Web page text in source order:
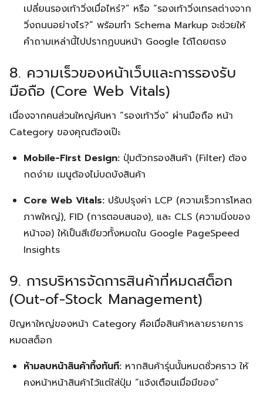
เปลี่ยนรองเท้าวิ่งเมื่อไหร่?” หรือ “รองเท้าวิ่งเทรลต่างจาก
วิ่งถนนอย่างไร?” พร้อมทำ Schema Markup จะช่วยให้
คำถามเหล่านี้ไปปรากฏบนหน้า Google ได้โดยตรง
8. ความเร็วของหน้าเว็บและการรองรับ
มือถือ (Core Web Vitals)
เนื่องจากคนส่วนใหญ่ค้นหา “รองเท้าวิ่ง” ผ่านมือถือ หน้า
Category ของคุณต้องเป๊ะ
Mobile-First Design: ปุ่มตัวกรองสินค้า (Filter) ต้อง
กดง่าย เมนูต้องไม่บดบังสินค้า
Core Web Vitals: ปรับปรุงค่า LCP (ความเร็วการโหลด
ภาพใหญ่), FID (การตอบสนอง), และ CLS (ความนิ่งของ
หน้าจอ) ให้เป็นสีเขียวทั้งหมดใน Google PageSpeed
Insights
9. การบริหารจัดการสินค้าที่หมดสต็อก
(Out-of-Stock Management)
ปัญหาใหญ่ของหน้า Category คือเมื่อสินค้าหลายรายการ
หมดสต็อก
ห้ามลบหน้าสินค้าทิ้งทันที: หากสินค้ารุ่นนั้นหมดชั่วคราว ให้
คงหน้าหน้าสินค้าไว้แต่ใส่ปุ่ม “แจ้งเตือนเมื่อมีของ”